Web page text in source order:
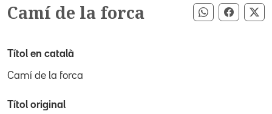
Camí de la forca Compartir
Títol en català
Camí de la forca
Títol original